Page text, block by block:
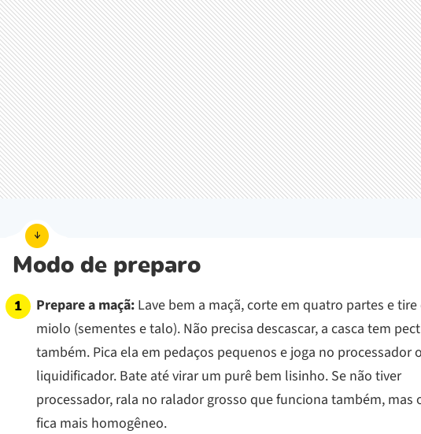
Modo de preparo
Prepare a maçã: Lave bem a maçã, corte em quatro partes e tire
miolo (sementes e talo). Não precisa descascar, a casca tem
também. Pica ela em pedaços pequenos e joga no processador
liquidificador. Bate até virar um purê bem lisinho. Se não tiver
processador, rala no ralador grosso que funciona também, mas
fica mais homogêneo.